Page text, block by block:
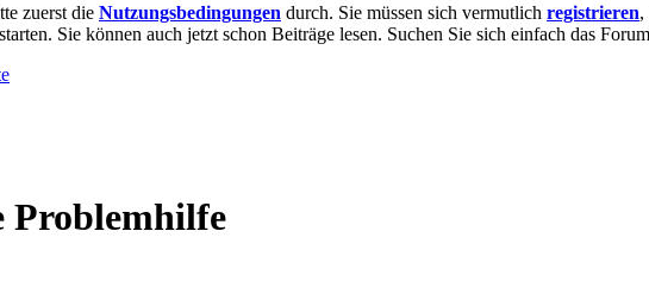
zuerst die Nutzungsbedingungen durch. Sie müssen sich vermutlich registrieren,
Sie können auch jetzt schon Beiträge lesen. Suchen Sie sich einfach das
Problemhilfe